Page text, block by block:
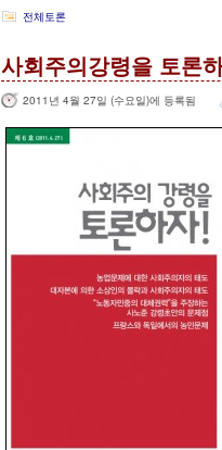
전체토론
사회주의강령을 토론
2011년 4월 27일 (수요일)에 등록됨